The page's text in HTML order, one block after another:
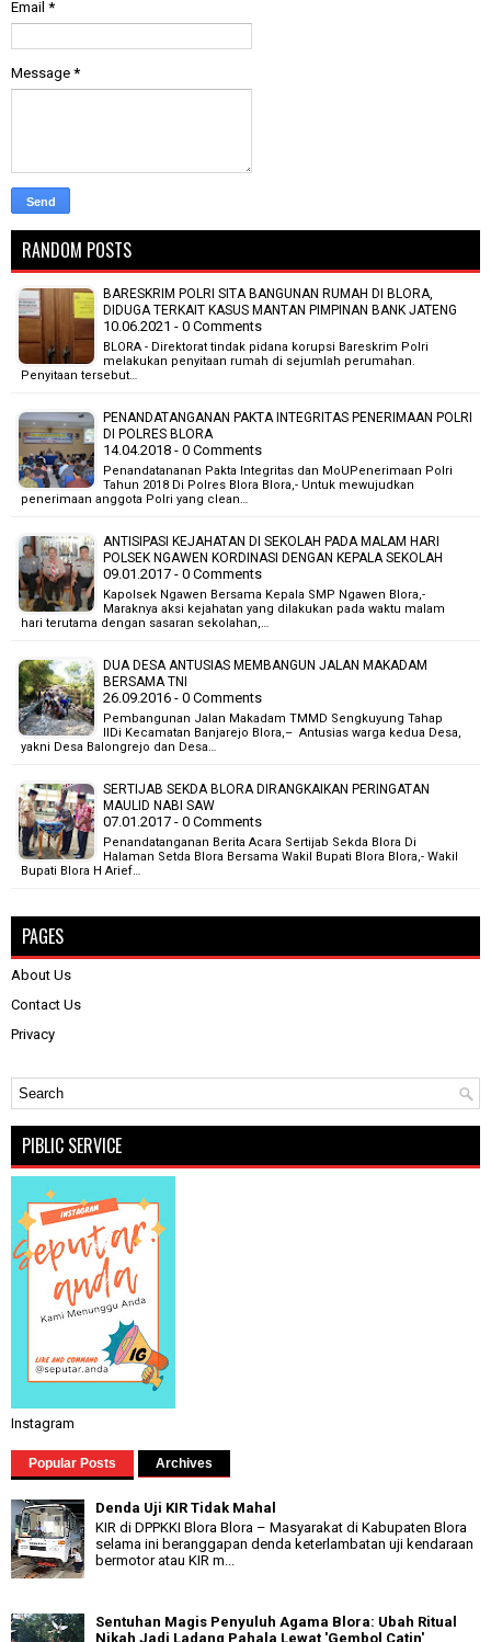
Email *
Message *
RANDOM POSTS
BARESKRIM POLRI SITA BANGUNAN RUMAH DI BLORA,
DIDUGA TERKAIT KASUS MANTAN PIMPINAN BANK JATENG
10.06.2021 - 0 Comments
BLORA - Direktorat tindak pidana korupsi Bareskrim Polri
melakukan penyitaan rumah di sejumlah perumahan.
Penyitaan tersebut…
PENANDATANGANAN PAKTA INTEGRITAS PENERIMAAN POLRI
DI POLRES BLORA
14.04.2018 - 0 Comments
Penandatananan Pakta Integritas dan MoUPenerimaan Polri
Tahun 2018 Di Polres Blora Blora,- Untuk mewujudkan
penerimaan anggota Polri yang clean…
ANTISIPASI KEJAHATAN DI SEKOLAH PADA MALAM HARI
POLSEK NGAWEN KORDINASI DENGAN KEPALA SEKOLAH
09.01.2017 - 0 Comments
Kapolsek Ngawen Bersama Kepala SMP Ngawen Blora,-
Maraknya aksi kejahatan yang dilakukan pada waktu malam
hari terutama dengan sasaran sekolahan,…
DUA DESA ANTUSIAS MEMBANGUN JALAN MAKADAM
BERSAMA TNI
26.09.2016 - 0 Comments
Pembangunan Jalan Makadam TMMD Sengkuyung Tahap
IIDi Kecamatan Banjarejo Blora,– Antusias warga kedua Desa,
yakni Desa Balongrejo dan Desa…
SERTIJAB SEKDA BLORA DIRANGKAIKAN PERINGATAN
MAULID NABI SAW
07.01.2017 - 0 Comments
Penandatanganan Berita Acara Sertijab Sekda Blora Di
Halaman Setda Blora Bersama Wakil Bupati Blora Blora,- Wakil
Bupati Blora H Arief…
PAGES
About Us
Contact Us
Privacy
PIBLIC SERVICE
Instagram
Popular Posts Archives
Denda Uji KIR Tidak Mahal
KIR di DPPKKI Blora Blora – Masyarakat di Kabupaten Blora
selama ini beranggapan denda keterlambatan uji kendaraan
bermotor atau KIR m...
Sentuhan Magis Penyuluh Agama Blora: Ubah Ritual
Nikah Jadi Ladang Pahala Lewat 'Gembol Catin'